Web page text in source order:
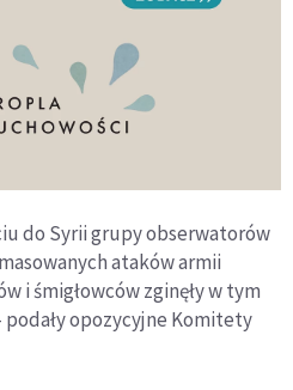
do Syrii grupy obserwatorów
ataków armii
i śmigłowców zginęły w tym
podały opozycyjne Komitety